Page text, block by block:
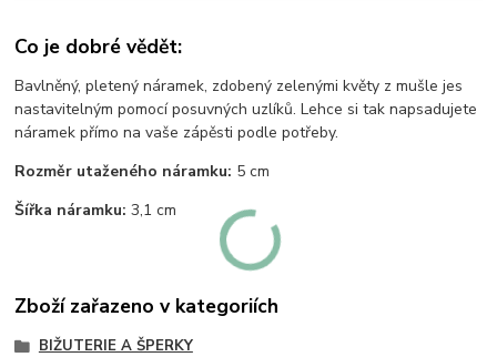
Co je dobré vědět:
Bavlněný, pletený náramek, zdobený zelenými květy z mušle jes
nastavitelným pomocí posuvných uzlíků. Lehce si tak napsadujete
náramek přímo na vaše zápěsti podle potřeby.
Rozměr utaženého náramku: 5 cm
Šířka náramku: 3,1 cm
Zboží zařazeno v kategoriích
BIŽUTERIE A ŠPERKY